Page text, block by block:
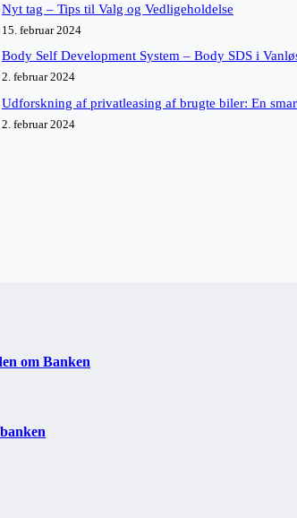
Nyt tag – Tips til Valg og Vedligeholdelse
15. februar 2024
Body Self Development System – Body SDS i
2. februar 2024
Udforskning af privatleasing af brugte biler: En
2. februar 2024
om Banken